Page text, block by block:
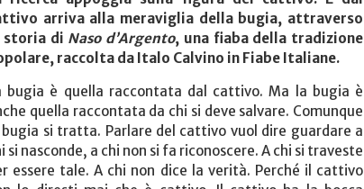
arriva alla meraviglia della bugia, attraverso
storia di Naso d’Argento, una fiaba della tradizione
raccolta da Italo Calvino in Fiabe Italiane.
bugia è quella raccontata dal cattivo. Ma la bugia è
quella raccontata da chi si deve salvare. Comunque
bugia si tratta. Parlare del cattivo vuol dire guardare a
si nasconde, a chi non si fa riconoscere. A chi si traveste
essere tale. A chi non dice la verità. Perché il cattivo